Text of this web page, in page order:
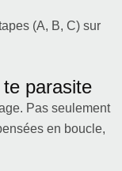
(A, B, C) sur
parasite
Pas seulement
en boucle,